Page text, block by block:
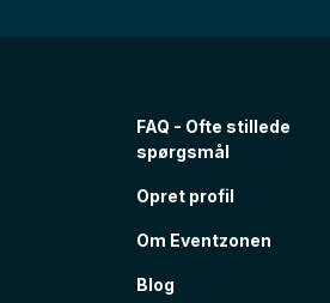
FAQ - Ofte stillede
spørgsmål
Opret profil
Om Eventzonen
Blog